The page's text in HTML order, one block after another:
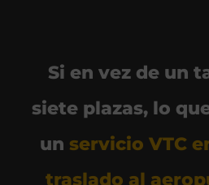
Si en vez de un
siete plazas, lo
un servicio VTC
traslado al